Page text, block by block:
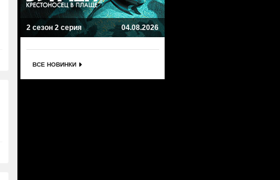
2 сезон 2 серия 04.08.2026
ВСЕ НОВИНКИ